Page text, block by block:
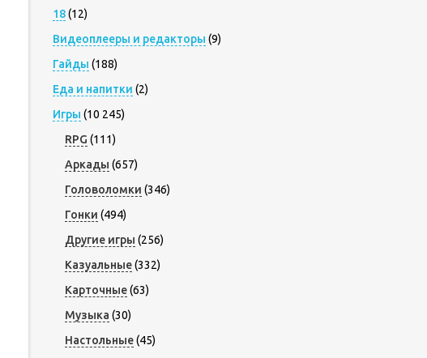
18(12)
Видеоплееры и редакторы (9)
Гайды (188)
Еда и напитки (2)
Игры (10 245)
RPG (111)
Аркады (657)
Головоломки (346)
Гонки (494)
Другие игры (256)
Казуальные(332)
Карточные(63)
Музыка (30)
Настольные(45)